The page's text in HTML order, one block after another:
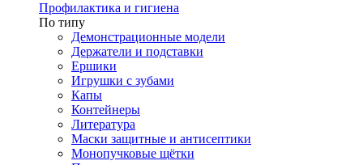
Профилактика и гигиена
По типу
Демонстрационные модели
Держатели и подставки
Ершики
Игрушки с зубами
Капы
Контейнеры
Литература
Маски защитные и антисептики
Монопучковые щётки